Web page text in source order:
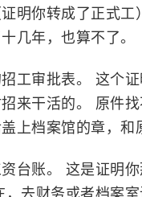
明你转成了正式
几年，也算不了。
工审批表。 这个
来干活的。 原件
上档案馆的章，和
台账。 这是证明